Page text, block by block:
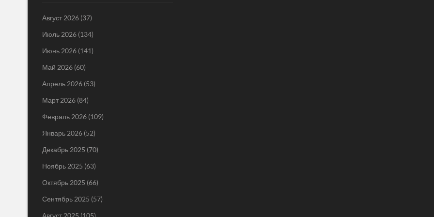
Август 2026 (37)
Июль 2026 (134)
Июнь 2026 (141)
Май 2026 (60)
Апрель 2026 (53)
Март 2026 (84)
Февраль 2026 (109)
Январь 2026 (52)
Декабрь 2025 (70)
Ноябрь 2025 (63)
Октябрь 2025 (66)
Сентябрь 2025 (57)